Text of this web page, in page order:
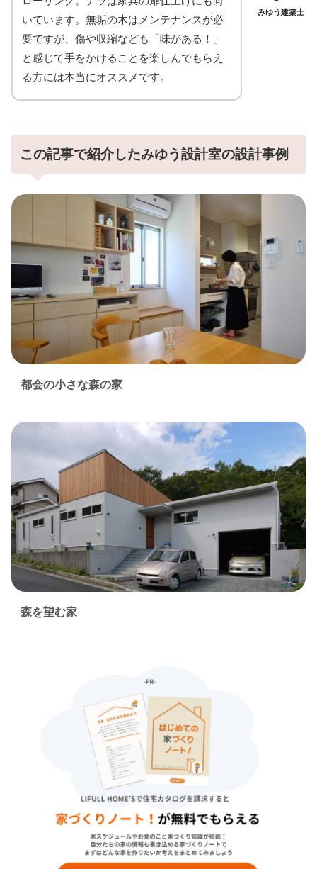
みゆう建築士
いています。無垢の木はメンテナンスが必
要ですが、傷や収縮なども「味がある！」
と感じて手をかけることを楽しんでもらえ
る方には本当にオススメです。
この記事で紹介したみゆう設計室の設計事例
都会の小さな森の家
森を望む家